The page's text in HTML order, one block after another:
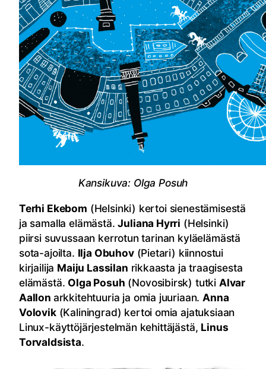
Kansikuva: Olga Posuh
Terhi Ekebom (Helsinki) kertoi sienestämisestä
ja samalla elämästä.Juliana Hyrri (Helsinki)
piirsi suvussaan kerrotun tarinan kyläelämästä
sota-ajoilta. Ilja Obuhov(Pietari) kiinnostui
kirjailija Maiju Lassilan rikkaasta ja traagisesta
elämästä.Olga Posuh (Novosibirsk) tutki Alvar
Aallon arkkitehtuuria ja omia juuriaan. Anna
Volovik(Kaliningrad) kertoi omia ajatuksiaan
Linux-käyttöjärjestelmän kehittäjästä, Linus
Torvaldsista.